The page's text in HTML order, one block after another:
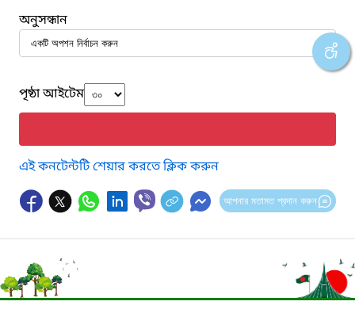
অনুসন্ধান
পৃষ্ঠা আইটেম
এই কনটেন্টটি শেয়ার করতে ক্লিক করুন
আপনার মতামত প্রদান করুন